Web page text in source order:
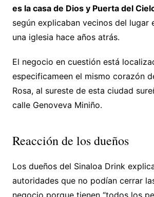
es la casa de Dios y Puerta del
según explicaban vecinos del lugar
una iglesia hace años atrás.
El negocio en cuestión está
especificameen el mismo corazón
Rosa, al sureste de esta ciudad
calle Genoveva Miniño.
Reacción de los dueños
Los dueños del Sinaloa Drink
autoridades que no podían cerrar